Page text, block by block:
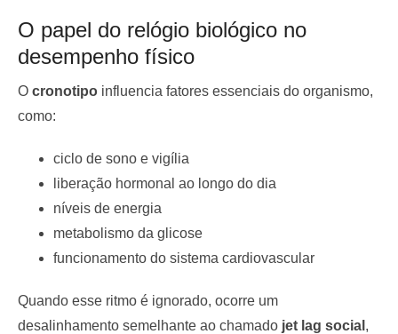
O papel do relógio biológico no
desempenho físico
O cronotipo influencia fatores essenciais do organismo,
como:
ciclo de sono e vigília
liberação hormonal ao longo do dia
níveis de energia
metabolismo da glicose
funcionamento do sistema cardiovascular
Quando esse ritmo é ignorado, ocorre um
desalinhamento semelhante ao chamado jet lag social ,